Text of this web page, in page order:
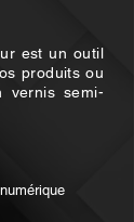
est un outil
produits ou
vernis semi-